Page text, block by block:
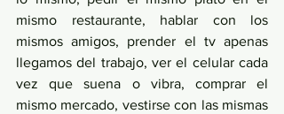
mismo restaurante, hablar con los
mismos amigos, prender el tv apenas
llegamos del trabajo, ver el celular cada
vez que suena o vibra, comprar el
mismo mercado, vestirse con las mismas